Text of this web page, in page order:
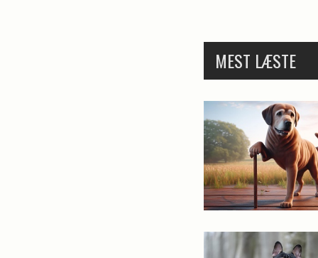
MEST LÆSTE